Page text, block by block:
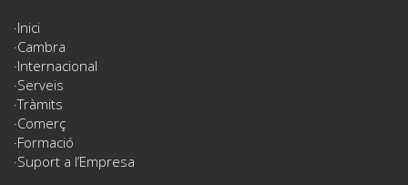
Inici
Cambra
Internacional
Serveis
Tràmits
Comerç
Formació
Suport a l’Empresa